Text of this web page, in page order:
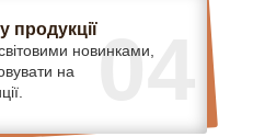
04
продукції
новинками,
на